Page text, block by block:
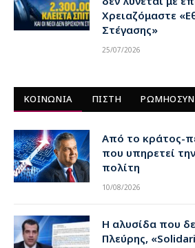
Χρειαζόμαστε
Στέγασης»
25/07/2026
ΚΟΙΝΩΝΙΑ ΠΙΣΤΗ
Από το κράτος-
που υπηρετεί
πολίτη
10/08/2026
Η αλυσίδα που
Πλεύρης,